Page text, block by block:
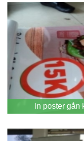
In poster gắn